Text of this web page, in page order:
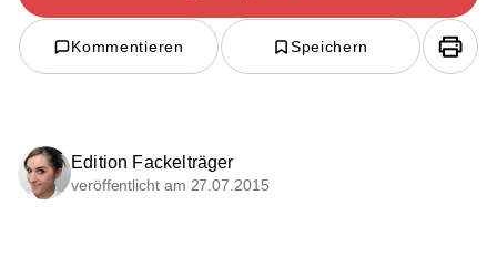
Kommentieren Speichern
Edition Fackelträger
veröffentlicht am 27.07.2015